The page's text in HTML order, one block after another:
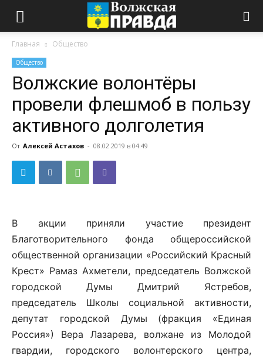
Главная Общество
Общество
Волжские волонтёры
провели флешмоб в пользу
активного долголетия
От Алексей Астахов - 08.02.2019 в 04:49
В акции приняли участие президент
Благотворительного фонда общероссийской
общественной организации «Российский Красный
Крест» Рамаз Ахметели, председатель Волжской
городской Думы Дмитрий Ястребов,
председатель Школы социальной активности,
депутат городской Думы (фракция «Единая
Россия») Вера Лазарева, волжане из Молодой
гвардии, городского волонтерского центра,